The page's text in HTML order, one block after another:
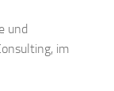
und
im